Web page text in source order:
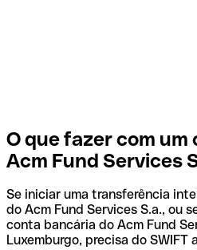
O que fazer com um
Acm Fund Services
Se iniciar uma transferência
do Acm Fund Services S.a., ou
conta bancária do Acm Fund
Luxemburgo, precisa do SWIFT